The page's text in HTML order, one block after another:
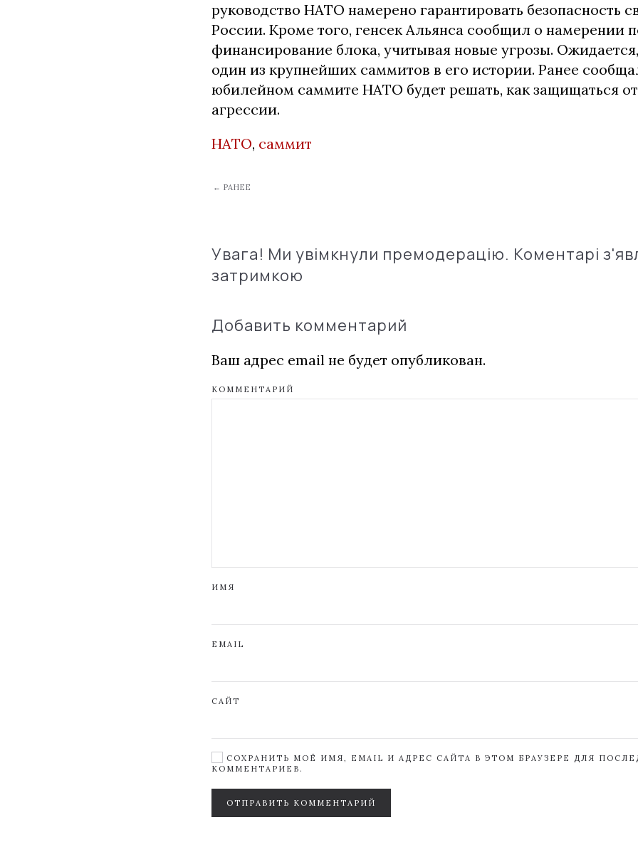
руководство НАТО намерено гарантировать безопасность
России. Кроме того, генсек Альянса сообщил о намерении
финансирование блока, учитывая новые угрозы. Ожидается,
один из крупнейших саммитов в его истории. Ранее
юбилейном саммите НАТО будет решать, как защищаться
агрессии.
НАТО, саммит
← РАНЕЕ
Увага! Ми увімкнули премодерацію. Коментарі
затримкою
Добавить комментарий
Ваш адрес email не будет опубликован.
КОММЕНТАРИЙ
ИМЯ
EMAIL
САЙТ
СОХРАНИТЬ МОЁ ИМЯ, EMAIL И АДРЕС САЙТА В ЭТОМ БРАУЗЕРЕ ДЛЯ
КОММЕНТАРИЕВ.
ОТПРАВИТЬ КОММЕНТАРИЙ